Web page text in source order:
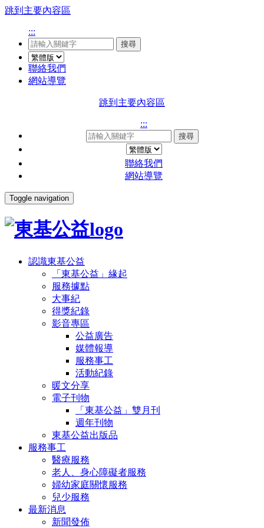
跳到主要內容區
:::
搜尋
聯絡我們
網站導覽
跳到主要內容區
:::
搜尋
聯絡我們
網站導覽
Toggle navigation
認識東基公益
「東基公益」緣起
服務據點
大事紀
得獎紀錄
影音專區
公益廣告
媒體報導
服務事工
活動紀錄
暖文分享
電子刊物
「東基公益」雙月刊
週年刊物
東基公益出版品
服務事工
醫療服務
老人、身心障礙者服務
婦幼家庭關懷服務
兒少服務
最新消息
新聞發佈